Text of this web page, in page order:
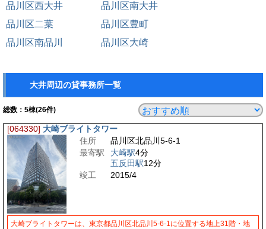
品川区西大井
品川区南大井
品川区二葉
品川区豊町
品川区南品川
品川区大崎
大井周辺の貸事務所一覧
総数： 5棟(26件)
[064330] 大崎ブライトタワー
住所
品川区北品川5-6-1
最寄駅
大崎駅4分
五反田駅12分
竣工
2015/4
大崎ブライトタワーは、東京都品川区北品川5-6-1に位置する地上31階・地